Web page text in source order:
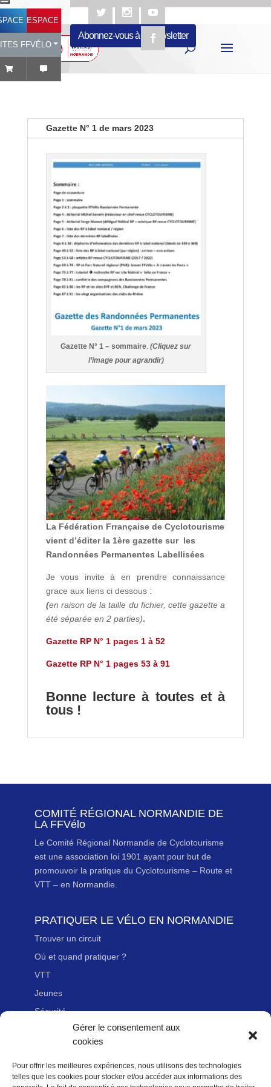
Gérer le consentement aux
cookies
Pour offrir les meilleures expériences, nous utilisons des technologies
telles que les cookies pour stocker et/ou accéder aux informations des
LICENCIÉ
ESPACE STRUCTURES
FFVÉLO
Abonnez-vous à la newsletter
Gazette N° 1 de mars 2023
Gazette N° 1 – sommaire .(Cliquez sur
l’image pour agrandir)
La Fédération Frrançaise de Cyclotourisme
vient d’éditer la 1ère gazette sur les
Randonnées Permanentes Labellisées
Je vous invite à en prendre connaissance
grace aux liens ci dessous :
(en raison de la taille du fichier, cette gazette a
été séparée en 2 parties).
Gazette RP N° 1 pages 1 à 52
Gazette RP N° 1 pages 53 à 91
Bonne lecture à toutes et à
tous !
COMITÉ RÉGIONAL NORMANDIE DE
LA FFVélo
Le Comité Régional Normandie de Cyclotourisme
est une association loi 1901 ayant pour but de
promouvoir la pratique du Cyclotourisme – Route et
VTT – en Normandie.
PRATIQUER LE VÉLO EN NORMANDIE
Trouver un circuit
Où et quand pratiquer ?
VTT
Jeunes
Sécurité
LIENS UTILES